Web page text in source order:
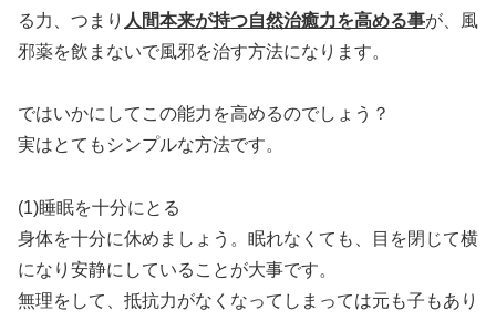
る力、つまり 人間本来が持つ自然治癒力を高める事が、風
邪薬を飲まないで風邪を治す方法になります。
ではいかにしてこの能力を高めるのでしょう？
実はとてもシンプルな方法です。
(1)睡眠を十分にとる
身体を十分に休めましょう。眠れなくても、目を閉じて横
になり安静にしていることが大事です。
無理をして、抵抗力がなくなってしまっては元も子もあり